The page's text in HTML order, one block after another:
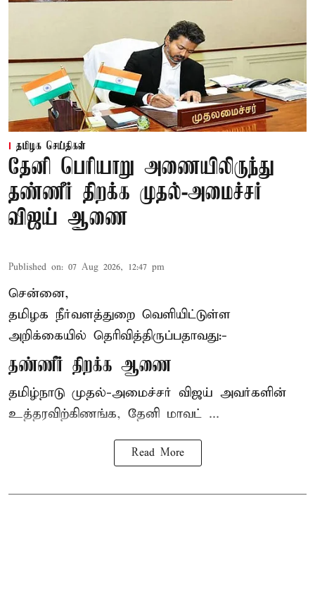
தமிழக செய்திகள்
தேனி பெரியாறு அணையிலிருந்து
தண்ணீர் திறக்க முதல்-அமைச்சர்
விஜய் ஆணை
Published on: 07 Aug 2026, 12:47 pm
சென்னை,
தமிழக நீர்வளத்துறை வெளியிட்டுள்ள
அறிக்கையில் தெரிவித்திருப்பதாவது:-
தண்ணீர் திறக்க ஆணை
தமிழ்நாடு முதல்-அமைச்சர் விஜய் அவர்களின்
உத்தரவிற்கிணங்க, தேனி மாவட் ...
Read More